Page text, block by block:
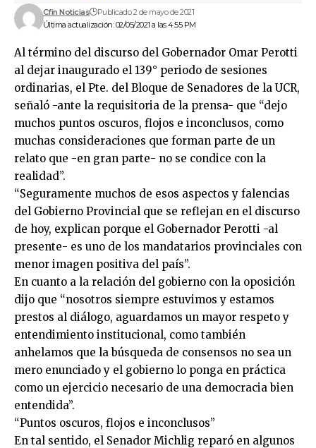
Última actualización: 02/05/2021 a las 4:55 PM
Cfin Noticias Publicado 2 de mayo de 2021
Al término del discurso del Gobernador Omar Perotti
al dejar inaugurado el 139° periodo de sesiones
ordinarias, el Pte. del Bloque de Senadores de la UCR,
señaló -ante la requisitoria de la prensa- que “dejo
muchos puntos oscuros, flojos e inconclusos, como
muchas consideraciones que forman parte de un
relato que -en gran parte- no se condice con la
realidad”.
“Seguramente muchos de esos aspectos y falencias
del Gobierno Provincial que se reflejan en el discurso
de hoy, explican porque el Gobernador Perotti -al
presente- es uno de los mandatarios provinciales con
menor imagen positiva del país”.
En cuanto a la relación del gobierno con la oposición
dijo que “nosotros siempre estuvimos y estamos
prestos al diálogo, aguardamos un mayor respeto y
entendimiento institucional, como también
anhelamos que la búsqueda de consensos no sea un
mero enunciado y el gobierno lo ponga en práctica
como un ejercicio necesario de una democracia bien
entendida”.
“Puntos oscuros, flojos e inconclusos”
En tal sentido, el Senador Michlig reparó en algunos